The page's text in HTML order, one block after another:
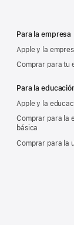
Para la empresa
Apple y la
Comprar para tu
Para la
Apple y la
Comprar para la
básica
Comprar para la